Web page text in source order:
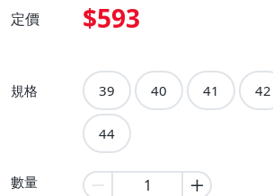
定價 $593
規格 39 40 41 42
44
數量